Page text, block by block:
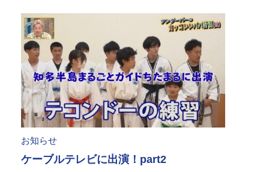
お知らせ
ケーブルテレビに出演！part2